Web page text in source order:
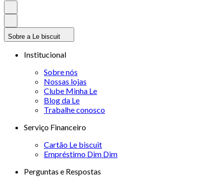
Sobre a Le biscuit
Institucional
Sobre nós
Nossas lojas
Clube Minha Le
Blog da Le
Trabalhe conosco
Serviço Financeiro
Cartão Le biscuit
Empréstimo Dim Dim
Perguntas e Respostas